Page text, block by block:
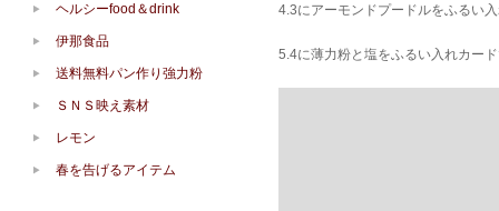
4.3にアーモンドプードルをふるい
5.4に薄力粉と塩をふるい入れカー
ヘルシーfood＆drink
伊那食品
送料無料パン作り強力粉
ＳＮＳ映え素材
レモン
春を告げるアイテム